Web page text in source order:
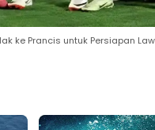
ke Prancis untuk Persiapan